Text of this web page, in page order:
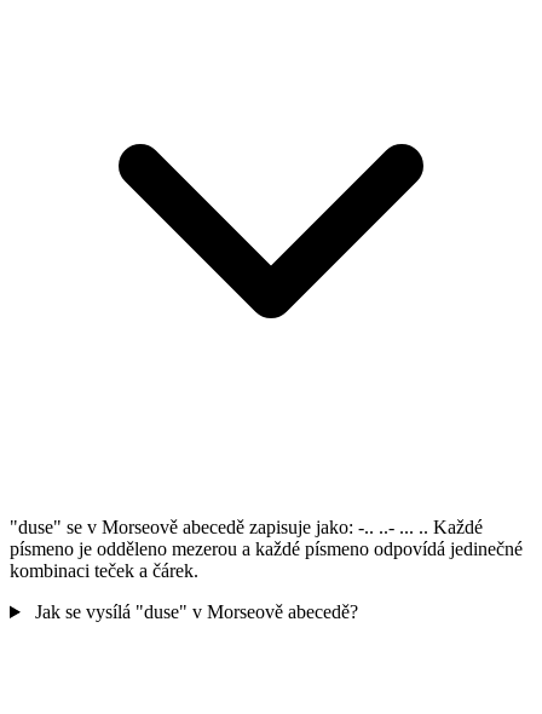
"duse" se v Morseově abecedě zapisuje jako: -.. ..- ... .. Každé
písmeno je odděleno mezerou a každé písmeno odpovídá jedinečné
kombinaci teček a čárek.
Jak se vysílá "duse" v Morseově abecedě?